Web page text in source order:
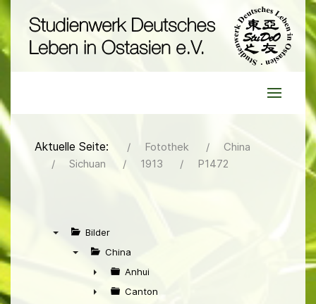
Aktuelle Seite: Fotothek
China
Sichuan
1913 P1472
Bilder
China
►
Anhui
Canton